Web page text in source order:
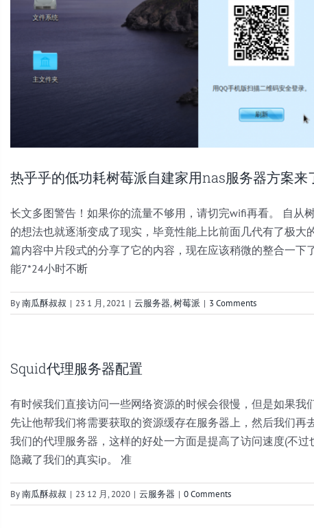
热乎乎的低功耗树莓派自建家用nas服务器方案来
长文多图警告！如果你的流量不够用，请切完wifi再看。 自从
的想法也就逐渐变成了现实，毕竟性能上比前面几代有了极大
篇内容中片段式的分享了它的内容，现在应该稍微的整合一下
能7*24小时不断
By南瓜酥叔叔 | 23 1 月, 2021 | 云服务器,树莓派 | 3 Comments
Squid代理服务器配置
有时候我们直接访问一些网络资源的时候会很慢，但是如果我
先让他帮我们将需要获取的资源缓存在服务器上，然后我们再
我们的代理服务器，这样的好处一方面是提高了访问速度(不
隐藏了我们的真实ip。 准
By南瓜酥叔叔 | 23 12 月, 2020 | 云服务器 | 0 Comments